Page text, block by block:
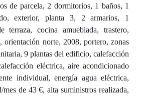
de parcela, 2 dormitorios, 1 baños, 1
exterior, planta 3, 2 armarios, 1
terraza, cocina amueblada, trastero,
orientación norte, 2008, portero, zonas
9 plantas del edificio, calefacción
eléctrica, aire acondicionado
individual, energía agua eléctrica,
mes de 43 €, alta suministros realizada,